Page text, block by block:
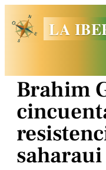
LA
Brahim
saharaui